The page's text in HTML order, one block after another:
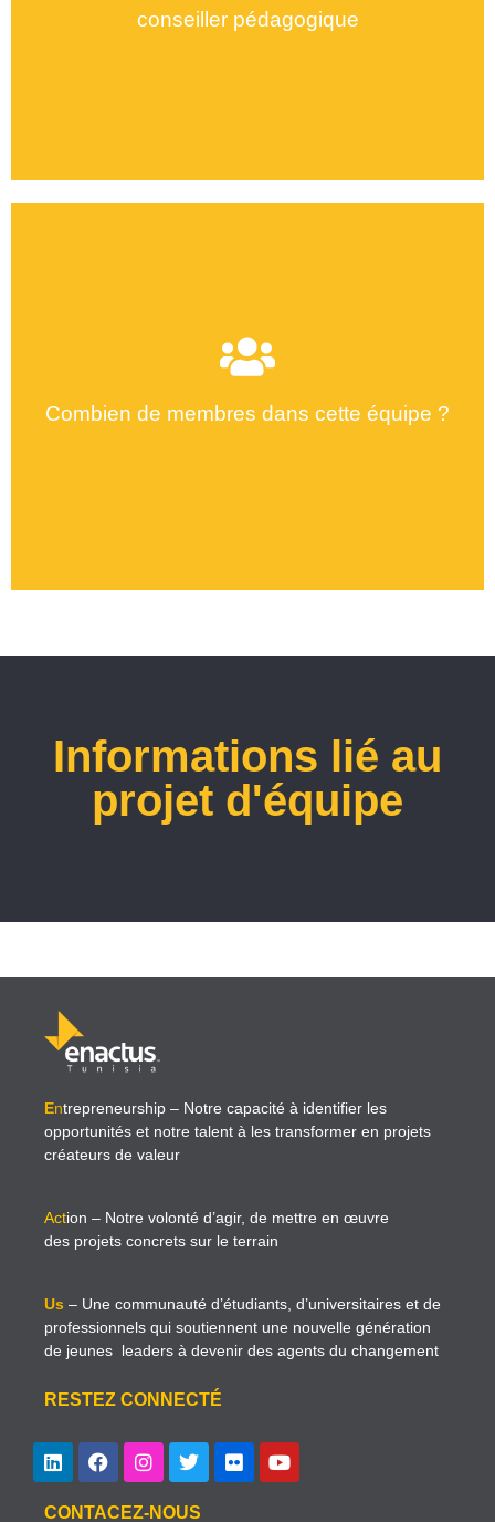
conseiller pédagogique
Combien de membres dans cette équipe ?
Informations lié au
projet d'équipe
Entrepreneurship – Notre capacité à identifier les
opportunités et notre talent à les transformer en projets
créateurs de valeur
Action – Notre volonté d’agir, de mettre en œuvre
des projets concrets sur le terrain
Us – Une communauté d’étudiants, d’universitaires et de
professionnels qui soutiennent une nouvelle génération
de jeunes leaders à devenir des agents du changement
RESTEZ CONNECTÉ
CONTACEZ-NOUS